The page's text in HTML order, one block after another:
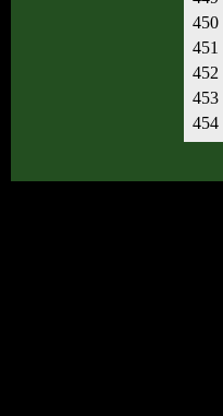
450
451
452
453
454